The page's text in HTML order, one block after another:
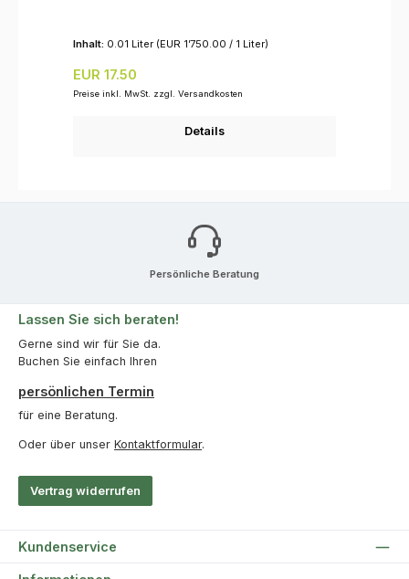
Inhalt: 0.01 Liter (EUR 1’750.00 / 1 Liter)
Regulärer Preis:
EUR 17.50
Preise inkl. MwSt. zzgl. Versandkosten
Details
Persönliche Beratung
Lassen Sie sich beraten!
Gerne sind wir für Sie da.
Buchen Sie einfach Ihren
persönlichen Termin
für eine Beratung.
Oder über unser Kontaktformular.
Vertrag widerrufen
Kundenservice